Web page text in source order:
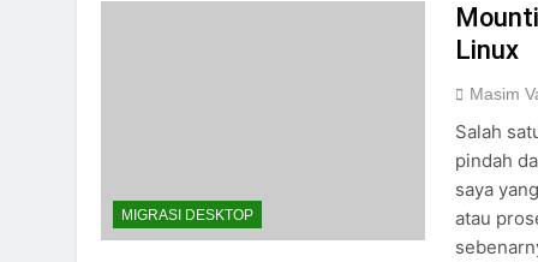
MIGRASI DESKTOP
Linux
Masim
Salah
pindah
saya
atau